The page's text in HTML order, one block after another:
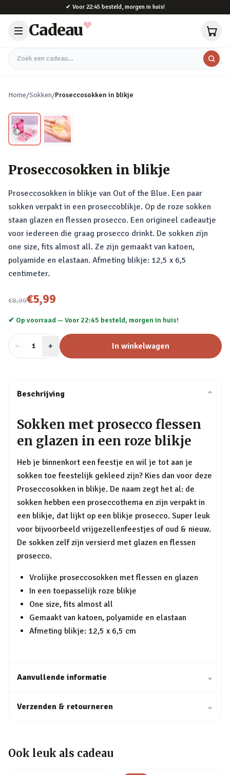
✔ Voor 22:45 besteld, morgen in huis!
Cadeau
Zoek een cadeau
Home/Sokken/Proseccosokken in blikje
Proseccosokken in blikje
Proseccosokken in blikje van Out of the Blue. Een paar
sokken verpakt in een proseccoblikje. Op de roze sokken
staan glazen en flessen prosecco. Een origineel cadeautje
voor iedereen die graag prosecco drinkt. De sokken zijn
one size, fits almost all. Ze zijn gemaakt van katoen,
polyamide en elastaan. Afmeting blikje: 12,5 x 6,5
centimeter.
€8,99
Nu voor
€5,99
✔ Op voorraad —Voor 22:45 besteld, morgen in huis!
− Aantal
1 + In winkelwagen
Beschrijving ⌄
Sokken met prosecco flessen
en glazen in een roze blikje
Heb je binnenkort een feestje en wil je tot aan je
sokken toe feestelijk gekleed zijn? Kies dan voor deze
Proseccosokken in blikje. De naam zegt het al: de
sokken hebben een proseccothema en zijn verpakt in
een blikje, dat lijkt op een blikje prosecco. Super leuk
voor bijvoorbeeld vrijgezellenfeestjes of oud & nieuw.
De sokken zelf zijn versierd met glazen en flessen
prosecco.
Vrolijke proseccosokken met flessen en glazen
In een toepasselijk roze blikje
One size, fits almost all
Gemaakt van katoen, polyamide en elastaan
Afmeting blikje: 12,5 x 6,5 cm
Aanvullende informatie ⌄
Verzenden & retourneren ⌄
Ook leuk als cadeau